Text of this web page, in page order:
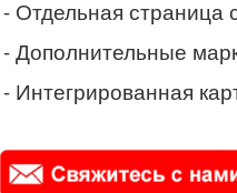
- Отдельная страница
- Дополнительные
- Интегрированная